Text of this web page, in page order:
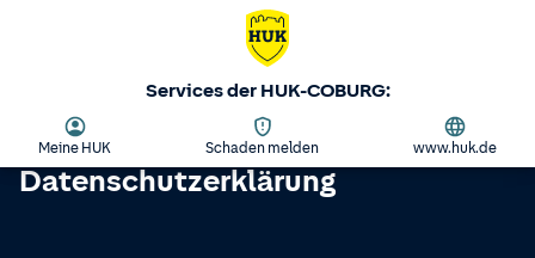
Services der HUK-COBURG:
Meine HUK Schaden melden www.huk.de
Datenschutzerklärung